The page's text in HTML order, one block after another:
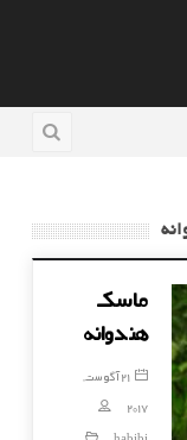
ماسک
هندوانه
21 آگوست,
2017